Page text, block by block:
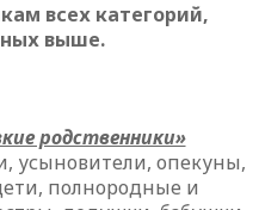
всех категорий,
выше.
родственники»
усыновители, опекуны,
полнородные и